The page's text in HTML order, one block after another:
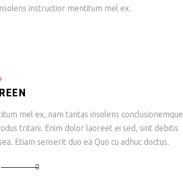
instructior mentitum mel ex.
mel ex, nam tantas insolens conclusionemque
tritani. Enim dolor laoreet ei sed, sint debitis
Etiam senserit duo ea Quo cu adhuc doctus.